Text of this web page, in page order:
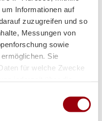
Informationen auf
zuzugreifen und so
Messungen von
sowie
Sie
für welche Zwecke